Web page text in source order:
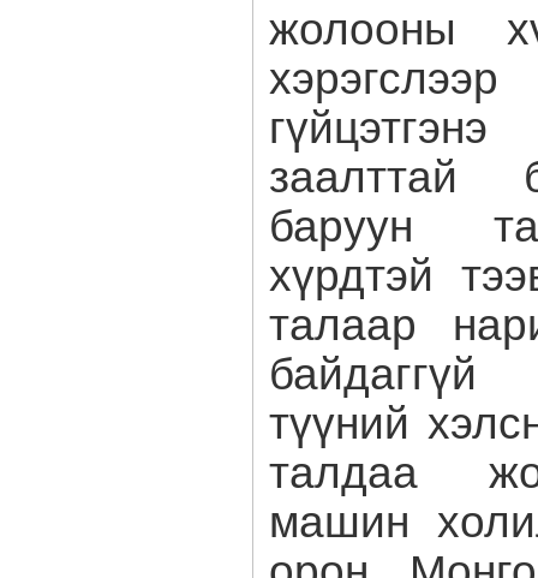
жолооны
заалттай
баруун
хүрдтэй
талаар
түүний
талдаа
машин